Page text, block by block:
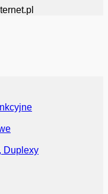
Duplexy